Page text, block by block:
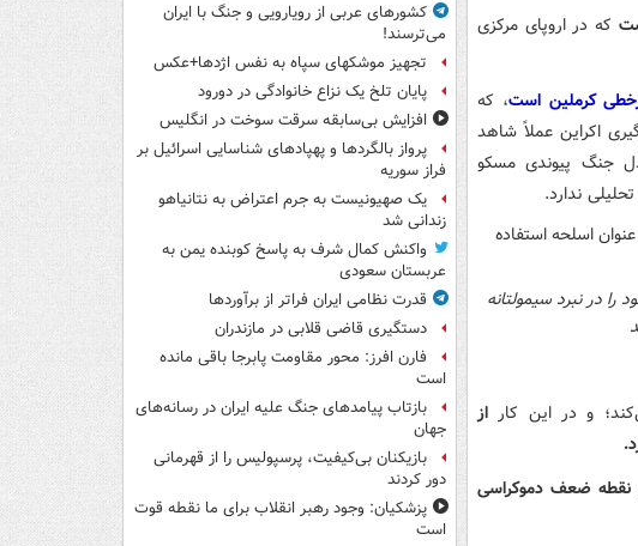
که در اروپای مرکزی
کرملین است، که
اکراین عملاً شاهد
جنگ پیوندی مسکو
ندارد.
در نبرد سیمولتانه
و در این کار از
نقطه ضعف دموکراسی
کشورهای عربی از رویارویی و جنگ با ایران
می‌ترسند!
تجهیز موشکهای سپاه به نفس اژدها+عکس
پایان تلخ یک نزاع خانوادگی در دورود
افزایش بی‌سابقه سرقت سوخت در انگلیس
پرواز بالگردها و پهپادهای شناسایی اسرائیل بر
فراز سوریه
یک صهیونیست به جرم اعتراض به نتانیاهو
زندانی شد
واکنش کمال شرف به پاسخ کوبنده یمن به
عربستان سعودی
قدرت نظامی ایران فراتر از برآوردها
دستگیری قاضی قلابی در مازندران
فارن افرز: محور مقاومت پابرجا باقی مانده
است
بازتاب پیامدهای جنگ علیه ایران در رسانه‌های
جهان
بازیکنان بی‌کیفیت، پرسپولیس را از قهرمانی
دور کردند
پزشکیان: وجود رهبر انقلاب برای ما نقطه قوت
است